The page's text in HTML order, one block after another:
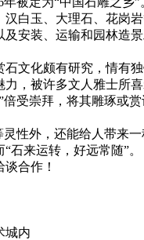
白玉、大理石、花岗
安装、运输和园林
化颇有研究，情有独
被许多文人雅士所
受崇拜，将其雕琢或
外，还能给人带来一
来运转，好远常随”。
合作！
城内